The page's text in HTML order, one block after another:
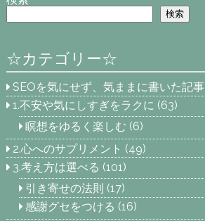
検索
☆カテゴリー☆
SEOを気にせず、気ままに書いた記事
1.不安や気にしすぎをラクに (63)
瞑想をゆるく楽しむ (6)
2.心へのサプリメント (49)
3.考え方は選べる (101)
引き寄せの法則 (17)
感謝グセをつける (16)